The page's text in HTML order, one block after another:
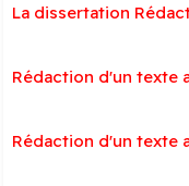
La dissertation
Rédaction d'un texte
Rédaction d'un texte